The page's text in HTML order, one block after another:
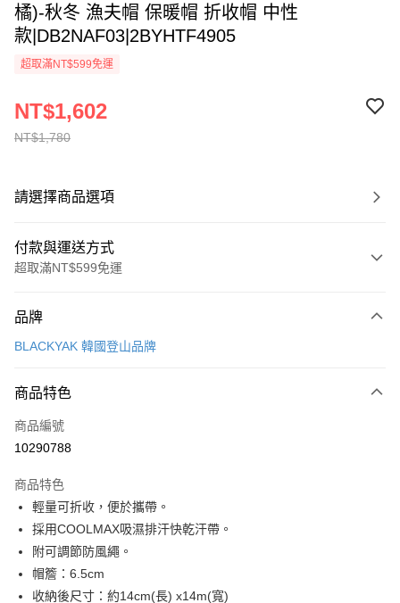
橘)-秋冬 漁夫帽 保暖帽 折收帽 中性
款|DB2NAF03|2BYHTF4905
超取滿NT$599免運
NT$1,780
NT$1,602
請選擇商品選項
付款與運送方式
超取滿NT$599免運
信用卡一次付款
LINE Pay
Apple Pay
悠遊付
Google Pay
全盈+PAY
AFTEE先享後付
品牌
BLACKYAK 韓國登山品牌
商品特色
商品編號
10290788
商品特色
輕量可折收，便於攜帶。
採用COOLMAX吸濕排汗快乾汗帶。
附可調節防風繩。
帽簷：6.5cm
收納後尺寸：約14cm(長) x14m(寬)